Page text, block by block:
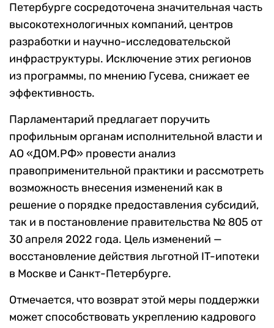
Петербурге сосредоточена значительная часть
высокотехнологичных компаний, центров
разработки и научно-исследовательской
инфраструктуры. Исключение этих регионов
из программы, по мнению Гусева, снижает ее
эффективность.
Парламентарий предлагает поручить
профильным органам исполнительной власти и
АО «ДОМ.РФ» провести анализ
правоприменительной практики и рассмотреть
возможность внесения изменений как в
решение о порядке предоставления субсидий,
так и в постановление правительства № 805 от
30 апреля 2022 года. Цель изменений —
восстановление действия льготной IT-ипотеки
в Москве и Санкт-Петербурге.
Отмечается, что возврат этой меры поддержки
может способствовать укреплению кадрового